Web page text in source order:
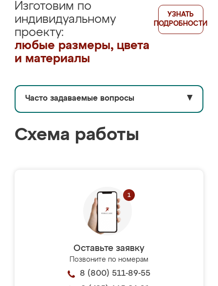
Изготовим по
индивидуальному
проекту:
любые размеры, цвета
и материалы
УЗНАТЬ
ПОДРОБНОСТИ
Часто задаваемые вопросы ▼
Схема работы
Оставьте заявку
Позвоните по номерам
8 (800) 511-89-55